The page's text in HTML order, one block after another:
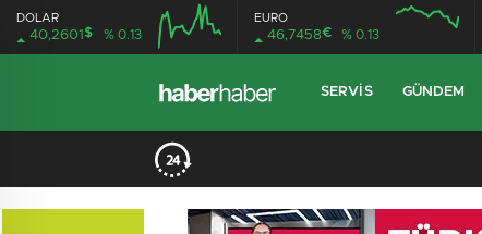
DOLAR
40,2601 $ % 0.13
EURO
46,7458€ % 0.13
SERVIS GÜNDEM